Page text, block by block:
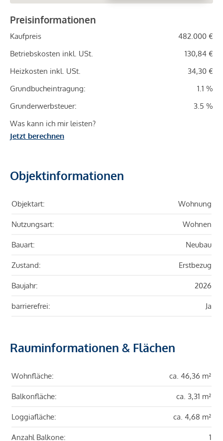
Preisinformationen
Kaufpreis
482.000 €
Betriebskosten inkl. USt.
130,84 €
Heizkosten inkl. USt.
34,30 €
Grundbucheintragung:
1.1 %
Grunderwerbsteuer:
3.5 %
Was kann ich mir leisten?
Jetzt berechnen
Objektinformationen
Objektart: Wohnung
Nutzungsart: Wohnen
Bauart: Neubau
Zustand: Erstbezug
Baujahr: 2026
barrierefrei: Ja
Rauminformationen & Flächen
Wohnfläche: ca. 46,36 m²
Balkonfläche: ca. 3,31 m²
Loggiafläche: ca. 4,68 m²
Anzahl Balkone: 1